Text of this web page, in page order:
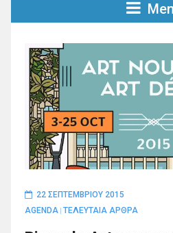
22 ΣΕΠΤΕΜΒΡΊΟΥ 2015
AGENDA ΤΕΛΕΥΤΑΙΑ ΑΡΘΡΑ